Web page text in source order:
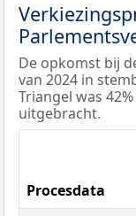
De opkomst bij
van 2024 in
Triangel was
uitgebracht.
Procesdata